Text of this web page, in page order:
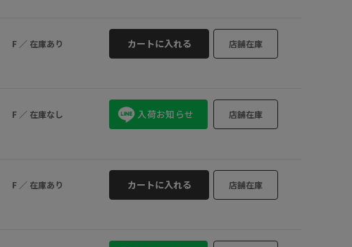
F ／ 在庫あり カートに入れる 店舗在庫
F ／ 在庫なし 入荷お知らせ 店舗在庫
F ／ 在庫あり カートに入れる 店舗在庫